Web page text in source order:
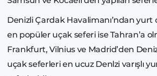
Denizli Çardak Havalimanı’ndan yurt
en popüler uçak seferi ise Tahran’a
Frankfurt, Vilnius ve Madrid’den
uçak seferleri en ucuz Denlzi varışlı